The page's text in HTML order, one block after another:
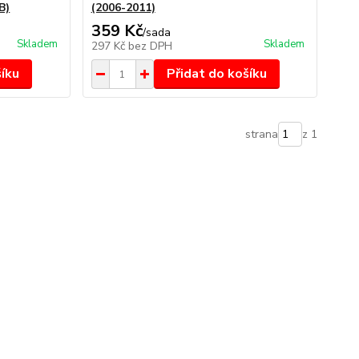
Skladem
(2006-2011)
359 Kč/sada
297 Kč bez DPH Skladem
Přidat do košíku
strana z 1